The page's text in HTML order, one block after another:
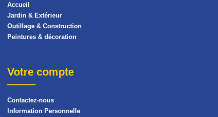
Accueil
Jardin & Extérieur
Outillage & Construction
Peintures & décoration
Votre compte
Contactez-nous
Information Personnelle